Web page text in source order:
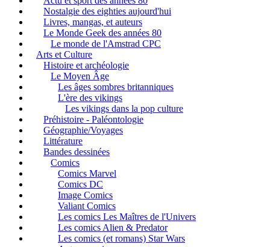
Nostalgie des eighties aujourd'hui
Livres, mangas, et auteurs
Le Monde Geek des années 80
Le monde de l'Amstrad CPC
Arts et Culture
Histoire et archéologie
Le Moyen Âge
Les âges sombres britanniques
L'ère des vikings
Les vikings dans la pop culture
Préhistoire - Paléontologie
Géographie/Voyages
Littérature
Bandes dessinées
Comics
Comics Marvel
Comics DC
Image Comics
Valiant Comics
Les comics Les Maîtres de l'Univers
Les comics Alien & Predator
Les comics (et romans) Star Wars